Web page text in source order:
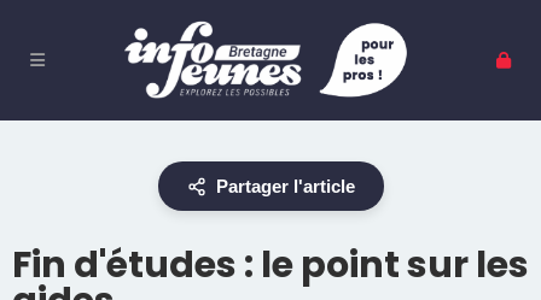
Partager l'article
Fin d'études : le point sur les